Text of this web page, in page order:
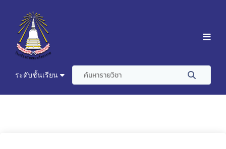
ระดับชั้นเรียน